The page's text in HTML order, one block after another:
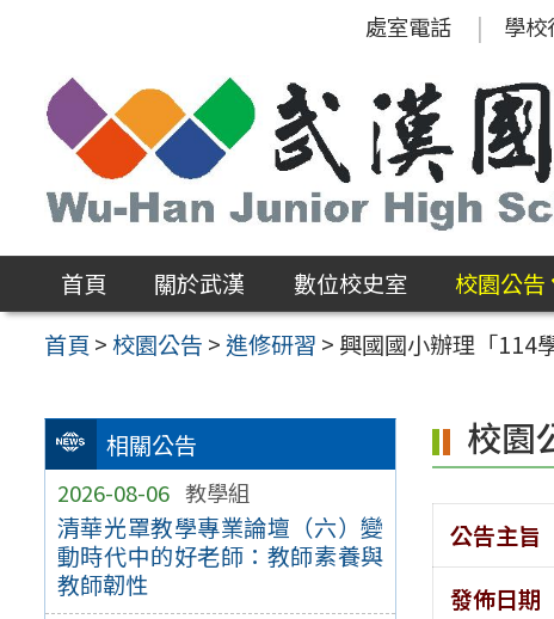
區
處室電話 學校
首頁 關於武漢 數位校史室 校園公告
首頁 >校園公告 >進修研習 > 興國國小辦理「114
相關公告
2026-08-06 教學組
清華光罩教學專業論壇（六）變
動時代中的好老師：教師素養與
教師韌性
校園
公告主旨
發佈日期